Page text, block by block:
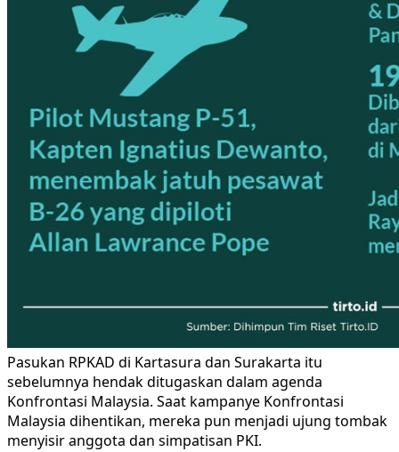
Pasukan RPKAD di Kartasura dan Surakarta itu
sebelumnya hendak ditugaskan dalam agenda
Konfrontasi Malaysia. Saat kampanye Konfrontasi
Malaysia dihentikan, mereka pun menjadi ujung tombak
menyisir anggota dan simpatisan PKI.